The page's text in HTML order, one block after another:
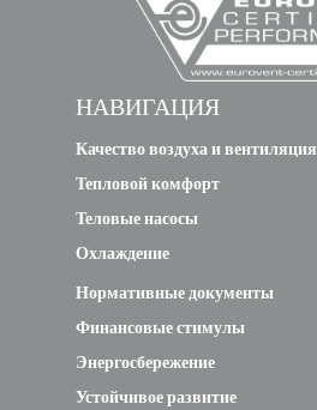
НАВИГАЦИЯ
Качество воздуха и вентиляция
Тепловой комфорт
Теловые насосы
Охлаждение
Нормативные документы
Финансовые стимулы
Энергосбережение
Устойчивое развитие